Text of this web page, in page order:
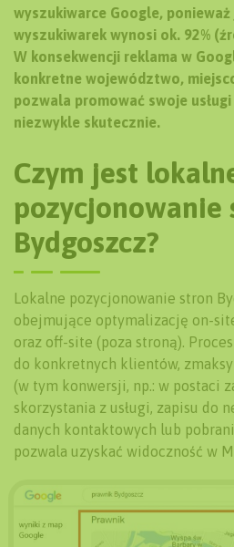
wyszukiwarce Google, ponieważ
wyszukiwarek wynosi ok. 92%
W konsekwencji reklama w
konkretne województwo,
pozwala promować swoje
niezwykle skutecznie.
Czym jest
pozycjonowanie
Bydgoszcz?
Lokalne pozycjonowanie stron
obejmujące optymalizację on-
oraz off-site (poza stroną).
do konkretnych klientów,
(w tym konwersji, np.: w postaci
skorzystania z usługi, zapisu do
danych kontaktowych lub
pozwala uzyskać widoczność w